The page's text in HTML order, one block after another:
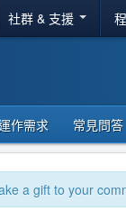
社群 & 支援
作需求 常見問答
a gift to your